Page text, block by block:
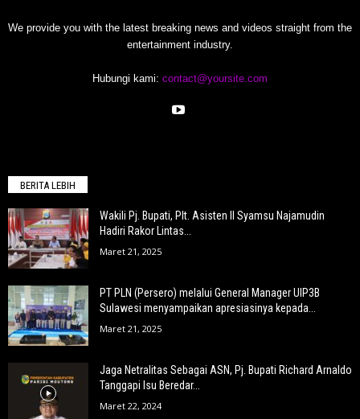
We provide you with the latest breaking news and videos straight from the
entertainment industry.
Hubungi kami: contact@yoursite.com
BERITA LEBIH
Wakili Pj. Bupati, Plt. Asisten II Syamsu Najamudin
Hadiri Rakor Lintas...
Maret 21, 2025
PT PLN (Persero) melalui General Manager UIP3B
Sulawesi menyampaikan apresiasinya kepada...
Maret 21, 2025
Jaga Netralitas Sebagai ASN, Pj. Bupati Richard Arnaldo
Tanggapi Isu Beredar...
Maret 22, 2024